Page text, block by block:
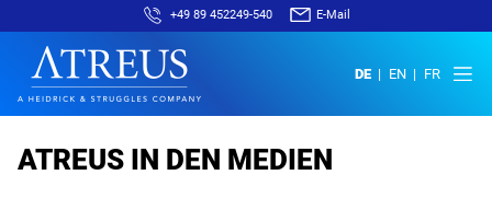
+49 89 452249-540 E-Mail
DE EN FR
ATREUS IN DEN MEDIEN